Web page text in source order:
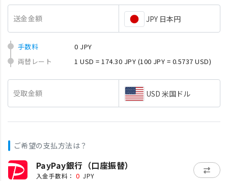
送金金額 JPY 日本円
手数料
0 JPY
両替レート
1 USD = 174.30 JPY (100 JPY = 0.5737 USD)
受取金額 USD 米国ドル
ご希望の支払方法は？
PayPay銀行（口座振替）
入金手数料： 0 JPY